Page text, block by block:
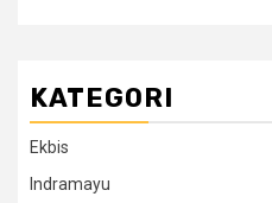
KATEGORI
Ekbis
Indramayu